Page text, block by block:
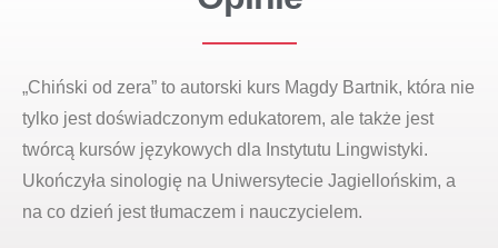
„Chiński od zera” to autorski kurs Magdy Bartnik, która nie
tylko jest doświadczonym edukatorem, ale także jest
twórcą kursów językowych dla Instytutu Lingwistyki.
Ukończyła sinologię na Uniwersytecie Jagiellońskim, a
na co dzień jest tłumaczem i nauczycielem.